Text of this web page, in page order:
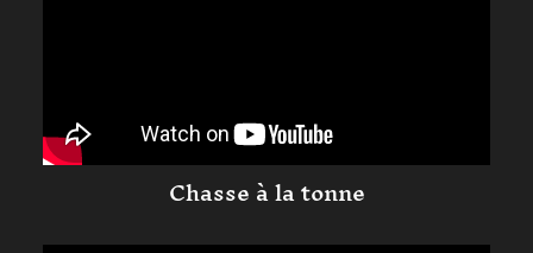
Chasse à la tonne